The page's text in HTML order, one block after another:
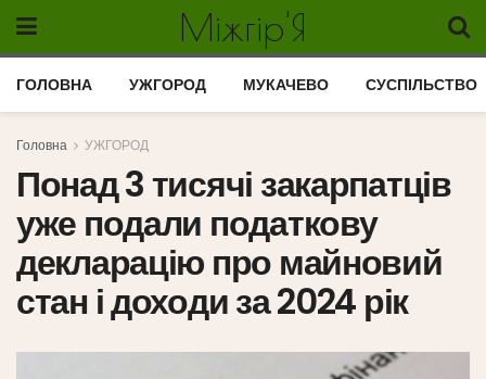
Міжгір'Я
ГОЛОВНА УЖГОРОД МУКАЧЕВО СУСПІЛЬСТВО
Головна УЖГОРОД
Понад 3 тисячі закарпатців
уже подали податкову
декларацію про майновий
стан і доходи за 2024 рік